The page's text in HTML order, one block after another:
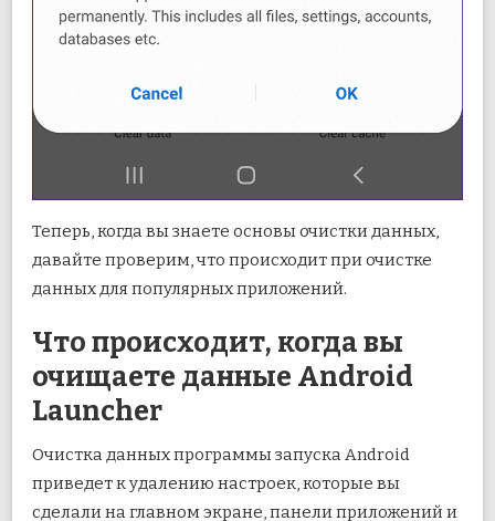
Теперь, когда вы знаете основы очистки данных,
давайте проверим, что происходит при очистке
данных для популярных приложений.
Что происходит, когда вы
очищаете данные Android
Launcher
Очистка данных программы запуска Android
приведет к удалению настроек, которые вы
сделали на главном экране, панели приложений и